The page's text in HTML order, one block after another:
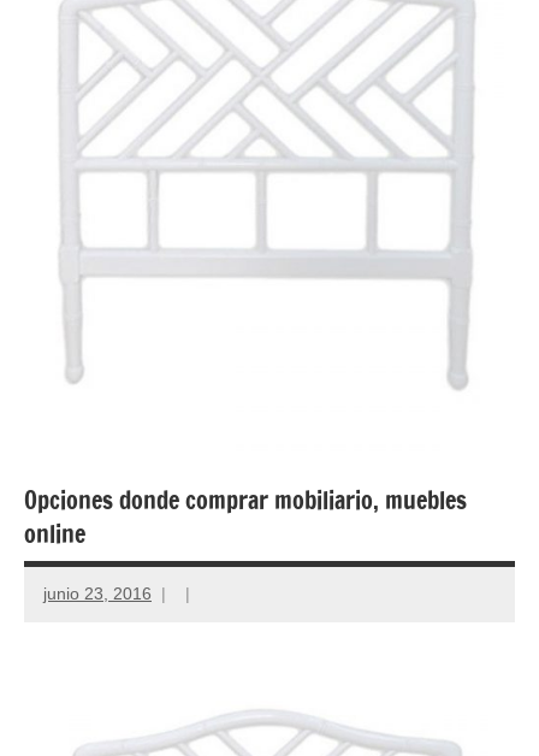
Opciones donde comprar mobiliario, muebles
online
junio 23, 2016